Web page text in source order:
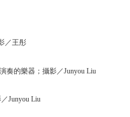
／王彤
奏的樂器；攝影／Junyou Liu
Junyou Liu